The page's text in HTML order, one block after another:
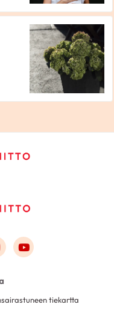
twitter
Link to instagram
Link to youtube
tiekartta